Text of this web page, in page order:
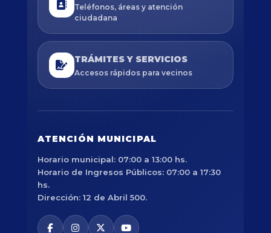
Teléfonos, áreas y atención
ciudadana
TRÁMITES Y SERVICIOS
Accesos rápidos para vecinos
ATENCIÓN MUNICIPAL
Horario municipal: 07:00 a 13:00 hs.
Horario de Ingresos Públicos: 07:00 a 17:30
hs.
Dirección: 12 de Abril 500.